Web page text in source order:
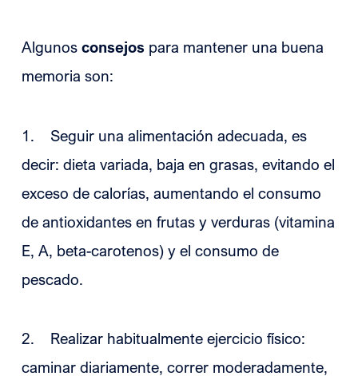
Algunosconsejos para mantener una buena
memoria son:
1. Seguir una alimentación adecuada, es
decir: dieta variada, baja en grasas, evitando el
exceso de calorías, aumentando el consumo
de antioxidantes en frutas y verduras (vitamina
E, A, beta-carotenos) y el consumo de
pescado.
2. Realizar habitualmente ejercicio físico:
caminar diariamente, correr moderadamente,